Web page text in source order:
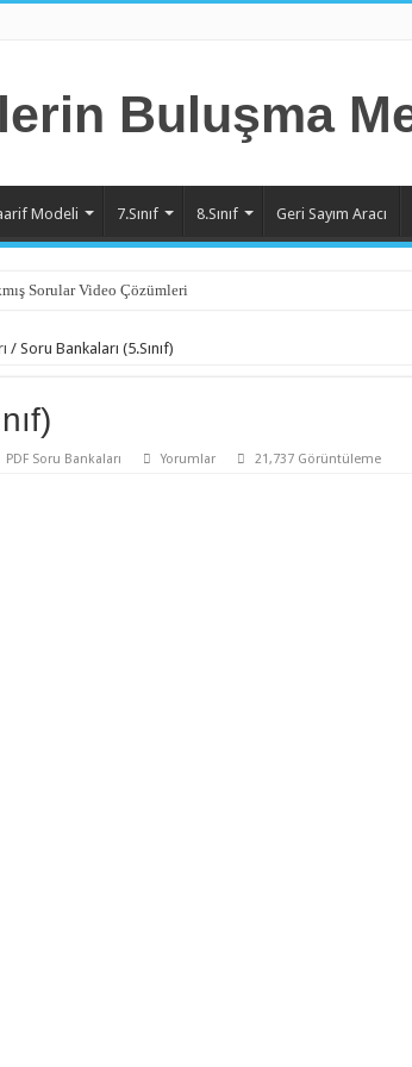
Modeli 7.Sınıf 8.Sınıf Geri Sayım Aracı
Sorular Video Çözümleri
Örnek Sorular Video Çözümleri
Örnek Sorular Video Çözümleri
/ Soru Bankaları (5.Sınıf)
PDF Soru Bankaları Yorumlar 21,737 Görüntüleme